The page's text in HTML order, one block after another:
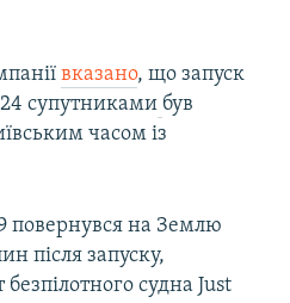
вказано, що запуск
24 супутниками був
часом із
повернувся на Землю
після запуску,
судна Just